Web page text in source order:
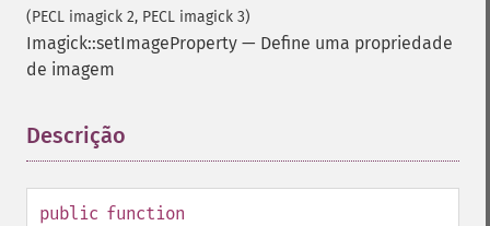
(PECL imagick 2, PECL imagick 3)
Imagick::setImageProperty — Define uma propriedade
de imagem
Descrição
public function
forwardFourierTransformImage
frameImage
functionImage
gaussianBlurImage
getColorspace
getCompression
getCompressionQuality